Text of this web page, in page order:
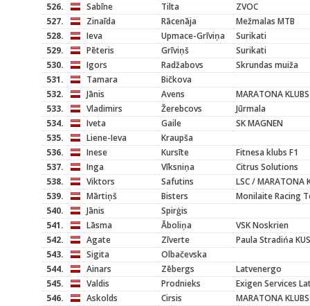
526.
Sabīne Tilta
ZVOC
527.
Zinaīda Rācenāja
Mežmalas MTB
528.
Ieva Upmace-Grīviņa
Surikati
529.
Pēteris Grīviņš
Surikati
530.
Igors Radžabovs
Skrundas muiža
531.
Tamara
Bičkova
532.
Jānis Avens
MARATONA KLUBS
533.
Vladimirs Žerebcovs
Jūrmala
534.
Iveta Gaile
SK MAGNEN
535.
Liene-Ieva
Kraupša
536.
Inese Kursīte
Fitnesa klubs F1
537.
Inga Vīksniņa
Citrus Solutions
538.
Viktors Safutins
LSC / MARATONA
539.
Mārtiņš Bisters
Monilaite Racing
540.
Jānis
Spirģis
541.
Lāsma Āboliņa
VSK Noskrien
542.
Agate Zīverte
Paula Stradińa
543.
Sigita
Olbačevska
544.
Ainars Zēbergs
Latvenergo
545.
Valdis Prodnieks
Exigen Services
546.
Askolds Cirsis
MARATONA KLUBS